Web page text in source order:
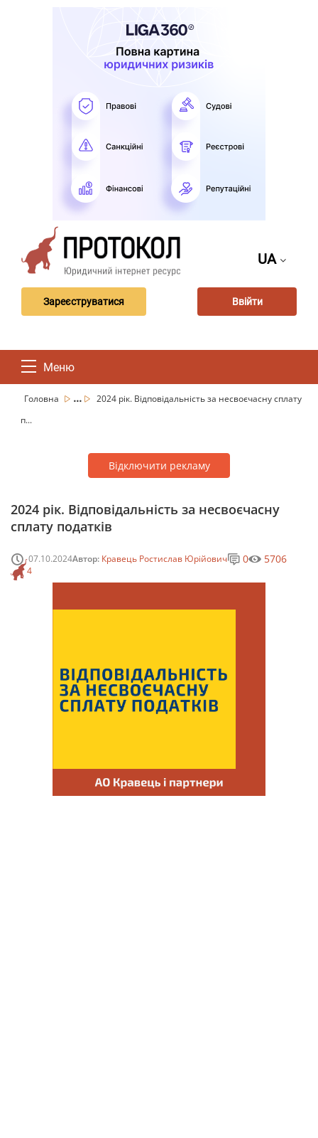
UA
Зареєструватися Ввійти
Меню
Головна ...
2024 рік. Відповідальність за несвоєчасну сплату
п...
Відключити рекламу
2024 рік. Відповідальність за несвоєчасну
сплату податків
07.10.2024Автор: Кравець Ростислав Юрійович
4
0 5706